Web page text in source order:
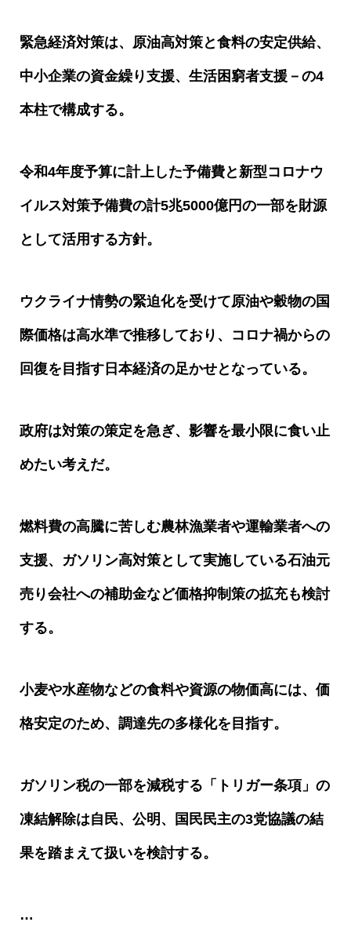
緊急経済対策は、原油高対策と食料の安定供給、
中小企業の資金繰り支援、生活困窮者支援－の4
本柱で構成する。
令和4年度予算に計上した予備費と新型コロナウ
イルス対策予備費の計5兆5000億円の一部を財源
として活用する方針。
ウクライナ情勢の緊迫化を受けて原油や穀物の国
際価格は高水準で推移しており、コロナ禍からの
回復を目指す日本経済の足かせとなっている。
政府は対策の策定を急ぎ、影響を最小限に食い止
めたい考えだ。
燃料費の高騰に苦しむ農林漁業者や運輸業者への
支援、ガソリン高対策として実施している石油元
売り会社への補助金など価格抑制策の拡充も検討
する。
小麦や水産物などの食料や資源の物価高には、価
格安定のため、調達先の多様化を目指す。
ガソリン税の一部を減税する「トリガー条項」の
凍結解除は自民、公明、国民民主の3党協議の結
果を踏まえて扱いを検討する。
…